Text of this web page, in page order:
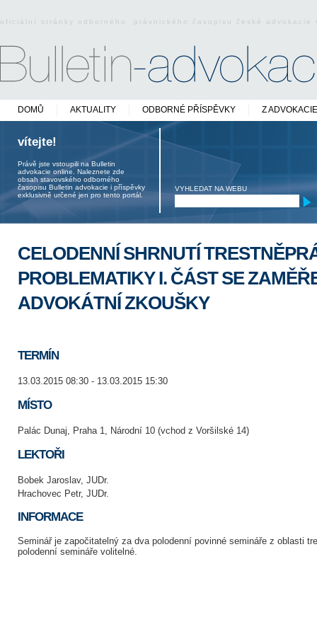
oficiální stránky odborného právnického časopisu české
DOMŮ AKTUALITY ODBORNÉ PŘÍSPĚVKY Z ADVOKACIE
vítejte!
Právě jste vstoupili na Bulletin
advokacie online. Naleznete zde
obsah stavovského odborného
časopisu Bulletin advokacie i příspěvky
exklusivně určené jen pro tento portál.
VYHLEDAT NA WEBU
CELODENNÍ SHRNUTÍ
PROBLEMATIKY I. ČÁST SE
ADVOKÁTNÍ ZKOUŠKY
TERMÍN
13.03.2015 08:30 - 13.03.2015 15:30
MÍSTO
Palác Dunaj, Praha 1, Národní 10 (vchod z Voršilské 14)
LEKTOŘI
Bobek Jaroslav, JUDr.
Hrachovec Petr, JUDr.
INFORMACE
Seminář je započitatelný za dva polodenní povinné semináře z oblasti
polodenní semináře volitelné.